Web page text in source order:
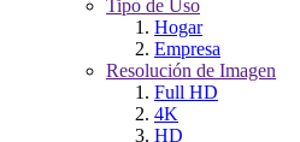
Tipo de Uso
Hogar
Empresa
Resolución de Imagen
Full HD
4K
HD